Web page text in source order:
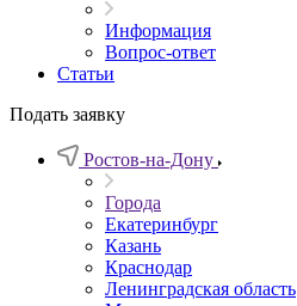
Информация
Вопрос-ответ
Статьи
Подать заявку
Ростов-на-Дону
Города
Екатеринбург
Казань
Краснодар
Ленинградская область